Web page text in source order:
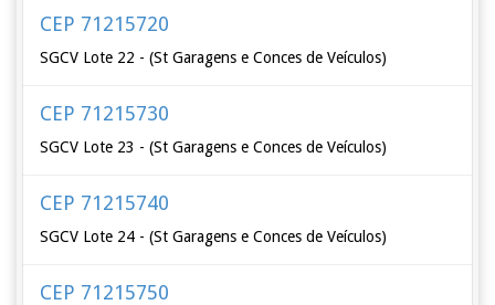
CEP 71215720
SGCV Lote 22 - (St Garagens e Conces de Veículos)
CEP 71215730
SGCV Lote 23 - (St Garagens e Conces de Veículos)
CEP 71215740
SGCV Lote 24 - (St Garagens e Conces de Veículos)
CEP 71215750